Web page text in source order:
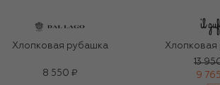
Хлопковая рубашка
8 550 ₽
Хлопковая
13
9